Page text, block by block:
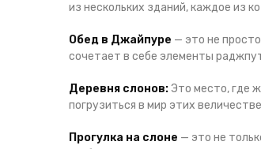
из нескольких зданий, каждое из
Обед в Джайпуре — это не
сочетает в себе элементы
Деревня слонов:Это место, где
погрузиться в мир этих
Прогулка на слоне — это не